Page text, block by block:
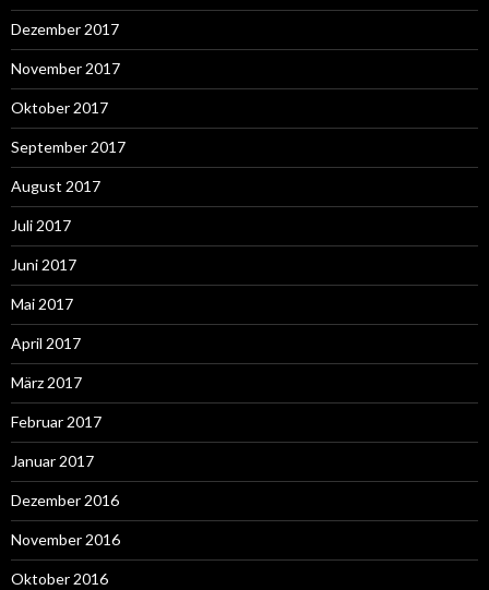
Dezember 2017
November 2017
Oktober 2017
September 2017
August 2017
Juli 2017
Juni 2017
Mai 2017
April 2017
März 2017
Februar 2017
Januar 2017
Dezember 2016
November 2016
Oktober 2016